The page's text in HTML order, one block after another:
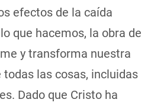
efectos de la caída
que hacemos, la obra de
y transforma nuestra
las cosas, incluidas
Dado que Cristo ha